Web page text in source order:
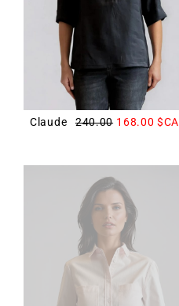
Claude 240.00 168.00